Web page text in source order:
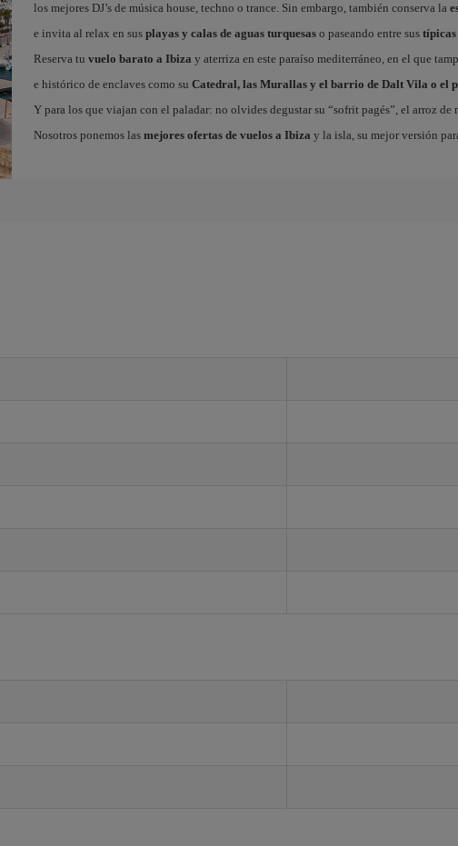
los mejores DJ’s de música house, techno o trance. Sin embargo, también conserva la
e invita al relax en sus playas y calas de aguas turquesaso paseando entre sus típicas
Reserva tu vuelo barato a Ibiza y aterriza en este paraíso mediterráneo, en el que
e histórico de enclaves como su Catedral, las Murallas y el barrio de Dalt Vila o el
Y para los que viajan con el paladar: no olvides degustar su “sofrit pagés”, el arroz de
Nosotros ponemos las mejores ofertas de vuelos a Ibiza y la isla, su mejor versión